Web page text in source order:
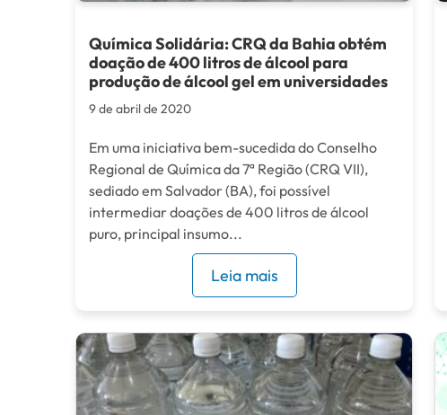
Química Solidária: CRQ da Bahia obtém
doação de 400 litros de álcool para
produção de álcool gel em universidades
9 de abril de 2020
Em uma iniciativa bem-sucedida do Conselho
Regional de Química da 7ª Região (CRQ VII),
sediado em Salvador (BA), foi possível
intermediar doações de 400 litros de álcool
puro, principal insumo...
Leia mais